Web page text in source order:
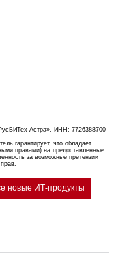
Астра», ИНН: 7726388700
гарантирует, что обладает
правами) на предоставленные
за возможные претензии
новые ИТ-продукты